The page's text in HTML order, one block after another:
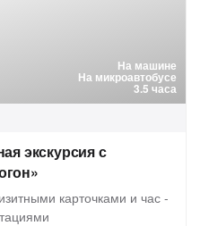
На машине
На микроавтобусе
3.5 часа
экскурсия с
карточками и час -